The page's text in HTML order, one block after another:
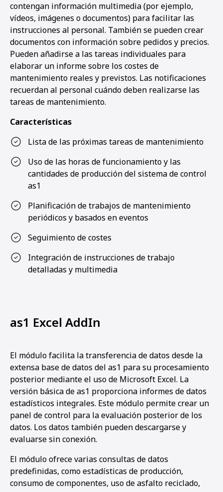
contengan información multimedia (por ejemplo,
vídeos, imágenes o documentos) para facilitar las
instrucciones al personal. También se pueden crear
documentos con información sobre pedidos y precios.
Pueden añadirse a las tareas individuales para
elaborar un informe sobre los costes de
mantenimiento reales y previstos. Las notificaciones
recuerdan al personal cuándo deben realizarse las
tareas de mantenimiento.
Características
Lista de las próximas tareas de mantenimiento
Uso de las horas de funcionamiento y las
cantidades de producción del sistema de control
as1
Planificación de trabajos de mantenimiento
periódicos y basados en eventos
Seguimiento de costes
Integración de instrucciones de trabajo
detalladas y multimedia
as1 Excel AddIn
El módulo facilita la transferencia de datos desde la
extensa base de datos del as1 para su procesamiento
posterior mediante el uso de Microsoft Excel. La
versión básica de as1 proporciona informes de datos
estadísticos integrales. Este módulo permite crear un
panel de control para la evaluación posterior de los
datos. Los datos también pueden descargarse y
evaluarse sin conexión.
El módulo ofrece varias consultas de datos
predefinidas, como estadísticas de producción,
consumo de componentes, uso de asfalto reciclado,